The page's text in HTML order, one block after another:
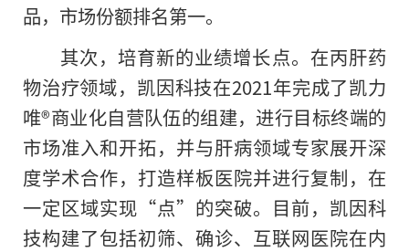
品，市场份额排名第一。
其次，培育新的业绩增长点。在丙肝药
物治疗领域，凯因科技在2021年完成了凯力
唯®商业化自营队伍的组建，进行目标终端的
市场准入和开拓，并与肝病领域专家展开深
度学术合作，打造样板医院并进行复制，在
一定区域实现“点”的突破。目前，凯因科
技构建了包括初筛、确诊、互联网医院在内